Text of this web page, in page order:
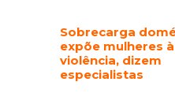
Sobrecarga
expõe mulheres à
violência, dizem
especialistas